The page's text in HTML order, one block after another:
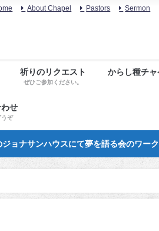
About Chapel Pastors Sermon
祈りのリクエスト
ぜひご参加ください。
からし種チ
せ
うぞ
ョナサンハウスにて夢を語る会のワー